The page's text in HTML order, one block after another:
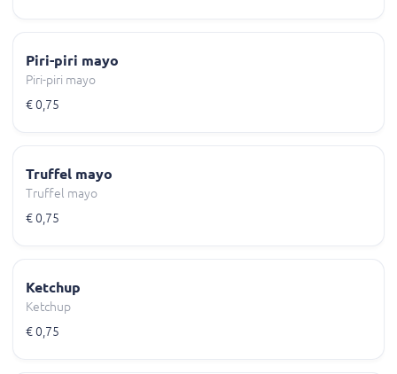
Piri-piri mayo
Piri-piri mayo
€ 0,75
Truffel mayo
Truffel mayo
€ 0,75
Ketchup
Ketchup
€ 0,75